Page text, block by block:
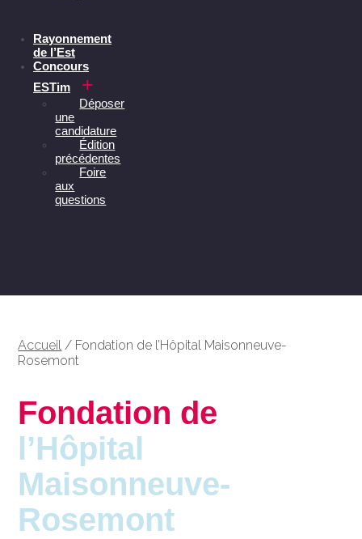
Rayonnement
de l’Est
Concours
ESTim
Déposer
une
candidature
Édition
précédentes
Foire
aux
questions
Accueil / Fondation de l’Hôpital Maisonneuve-
Rosemont
Fondation de
l’Hôpital
Maisonneuve-
Rosemont